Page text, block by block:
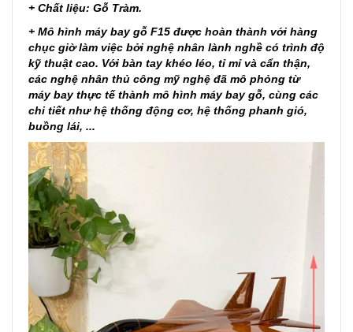
+ Chất liệu: Gỗ Tràm.
+ Mô hình máy bay gỗ F15 được hoàn thành với hàng
chục giờ làm việc bởi nghệ nhân lành nghề có trình độ
kỹ thuật cao. Với bàn tay khéo léo, tỉ mỉ và cẩn thận,
các nghệ nhân thủ công mỹ nghệ đã mô phỏng từ
máy bay thực tế thành mô hình máy bay gỗ, cùng các
chi tiết như hệ thống động cơ, hệ thống phanh gió,
buồng lái, ...